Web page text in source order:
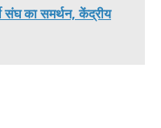
संघ का समर्थन, केंद्रीय